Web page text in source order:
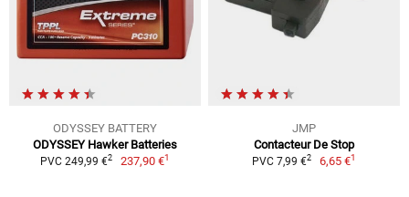
ODYSSEY BATTERY
ODYSSEY Hawker Batteries
PVC 249,99 €2 237,90 €1
JMP
Contacteur De Stop
PVC 7,99 €2 6,65 €1